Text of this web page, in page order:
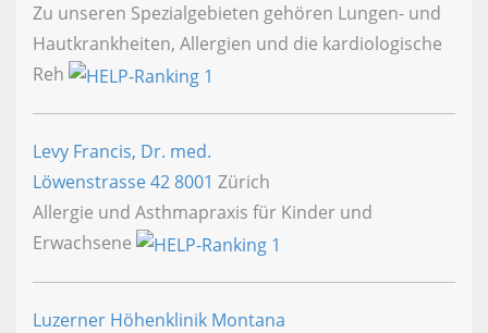
Zu unseren Spezialgebieten gehören Lungen- und
Hautkrankheiten, Allergien und die kardiologische
Reh
Levy Francis, Dr. med.
Löwenstrasse 428001 Zürich
Allergie und Asthmapraxis für Kinder und
Erwachsene
Luzerner Höhenklinik Montana